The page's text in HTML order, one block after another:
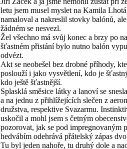
letu jsem musel myslet na Kamila
namaloval a nakreslil stovky balónů,
žádném se nesvezl.
Žel všechno má svůj konec a brzy po
šťastném přistání bylo nutno balón
odvézt.
Akt se neobešel bez drobné příhody,
poslouží i jako vysvětlení, kdo je
kdo ještě šťastnější.
Splasklá směsice látky a lanoví se
a na jednu z přihlížejících slečen z
družstva, respektive Svazarmu.
uskočil a mohl jsem s četným
pozorovat, jak se pod impregnovaným
hedvábím odehrává přátelský zápas
Tu byl jeden nahoře, tu druhý dole a